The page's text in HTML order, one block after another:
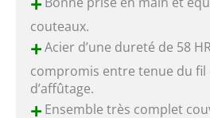
couteaux.
+Acier d’une dureté de 58
compromis entre tenue du fil
d’affûtage.
+Ensemble très complet